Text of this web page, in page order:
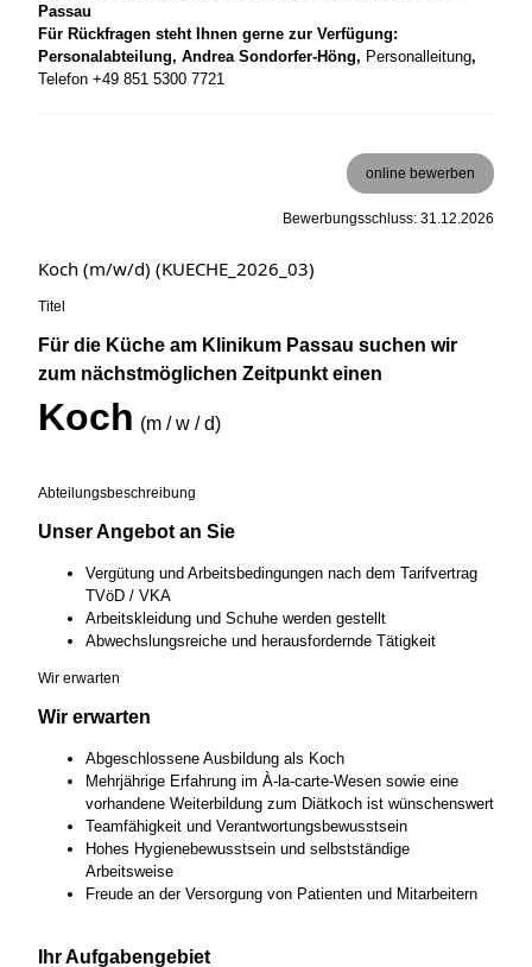
Passau
Für Rückfragen steht Ihnen gerne zur Verfügung:
Personalabteilung, Andrea Sondorfer-Höng, Personalleitung,
Telefon +49 851 5300 7721
online bewerben
Bewerbungsschluss: 31.12.2026
Koch (m/w/d) (KUECHE_2026_03)
Titel
Für die Küche am Klinikum Passau suchen wir
zum nächstmöglichen Zeitpunkt einen
Koch (m / w / d)
Abteilungsbeschreibung
Unser Angebot an Sie
Vergütung und Arbeitsbedingungen nach dem Tarifvertrag
TVöD / VKA
Arbeitskleidung und Schuhe werden gestellt
Abwechslungsreiche und herausfordernde Tätigkeit
Wir erwarten
Wir erwarten
Abgeschlossene Ausbildung als Koch
Mehrjährige Erfahrung im À-la-carte-Wesen sowie eine
vorhandene Weiterbildung zum Diätkoch ist wünschenswert
Teamfähigkeit und Verantwortungsbewusstsein
Hohes Hygienebewusstsein und selbstständige
Arbeitsweise
Freude an der Versorgung von Patienten und Mitarbeitern
Ihr Aufgabengebiet